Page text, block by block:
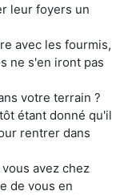
leur foyers un
avec les fourmis,
ne s'en iront pas
votre terrain ?
étant donné qu'il
rentrer dans
avez chez
de vous en